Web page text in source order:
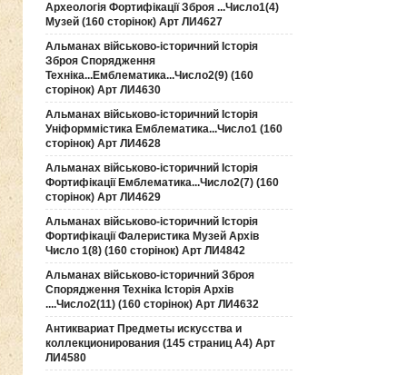
Археологія Фортифікації Зброя ...Число1(4)
Музей (160 сторінок) Арт ЛИ4627
Альманах військово-історичний Історія
Зброя Спорядження
Техніка...Емблематика...Число2(9) (160
сторінок) Арт ЛИ4630
Альманах військово-історичний Історія
Уніформмістика Емблематика...Число1 (160
сторінок) Арт ЛИ4628
Альманах військово-історичний Історія
Фортифікації Емблематика...Число2(7) (160
сторінок) Арт ЛИ4629
Альманах військово-історичний Історія
Фортифікації Фалеристика Музей Архів
Число 1(8) (160 сторінок) Арт ЛИ4842
Альманах військово-історичний Зброя
Спорядження Техніка Історія Архів
....Число2(11) (160 сторінок) Арт ЛИ4632
Антиквариат Предметы искусства и
коллекционирования (145 страниц А4) Арт
ЛИ4580